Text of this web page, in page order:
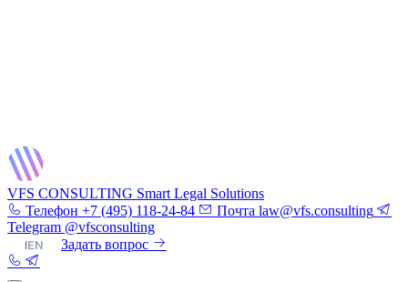
VFS CONSULTING Smart Legal Solutions
Телефон +7 (495) 118-24-84 Почта law@vfs.consulting
Telegram @vfsconsulting
|EN Задать вопрос